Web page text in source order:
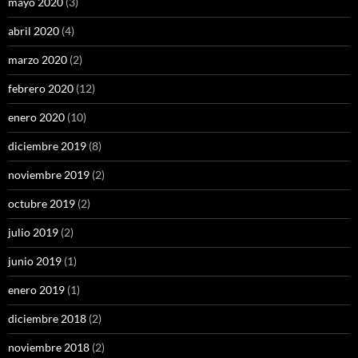
abril 2020 (4)
marzo 2020 (2)
febrero 2020 (12)
enero 2020 (10)
diciembre 2019 (8)
noviembre 2019 (2)
octubre 2019 (2)
julio 2019 (2)
junio 2019 (1)
enero 2019 (1)
diciembre 2018 (2)
noviembre 2018 (2)